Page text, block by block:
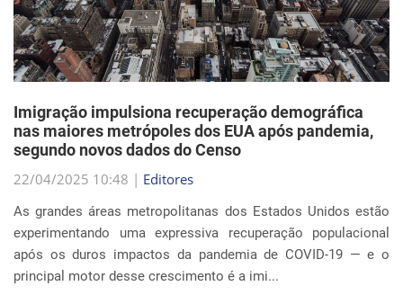
22/04/2025 10:48 |Editores
As grandes áreas metropolitanas dos Estados Unidos estão
experimentando uma expressiva recuperação populacional
principal motor desse crescimento é a imi...
EVENTOS